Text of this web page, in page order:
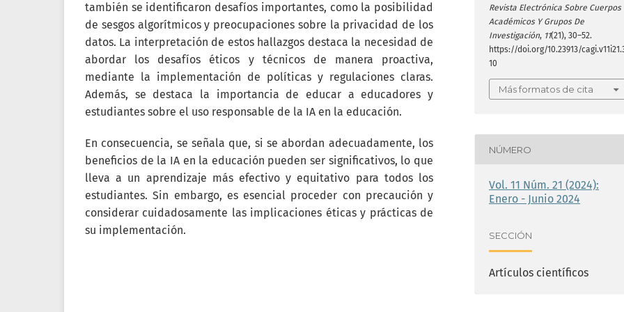
también se identificaron desafíos importantes, como la posibilidad
de sesgos algorítmicos y preocupaciones sobre la privacidad de los
datos. La interpretación de estos hallazgos destaca la necesidad de
abordar los desafíos éticos y técnicos de manera proactiva,
mediante la implementación de políticas y regulaciones claras.
Además, se destaca la importancia de educar a educadores y
estudiantes sobre el uso responsable de la IA en la educación.
En consecuencia, se señala que, si se abordan adecuadamente, los
beneficios de la IA en la educación pueden ser significativos, lo que
lleva a un aprendizaje más efectivo y equitativo para todos los
estudiantes. Sin embargo, es esencial proceder con precaución y
considerar cuidadosamente las implicaciones éticas y prácticas de
su implementación.
Revista Electrónica Sobre Cuerpos
Académicos Y Grupos De
Investigación, 11(21), 30–52.
https://doi.org/10.23913/
10
Más formatos de cita
NÚMERO
Vol. 11 Núm. 21 (2024):
Enero - Junio 2024
SECCIÓN
Artículos científicos